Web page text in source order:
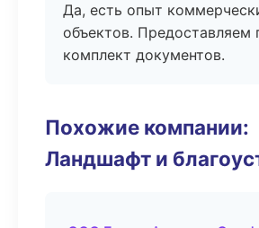
Да, есть опыт
объектов. Предоставляем
комплект документов.
Похожие компании:
Ландшафт и